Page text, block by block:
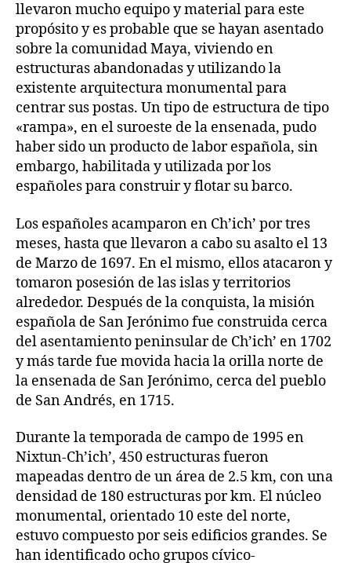
llevaron mucho equipo y material para este
propósito y es probable que se hayan asentado
sobre la comunidad Maya, viviendo en
estructuras abandonadas y utilizando la
existente arquitectura monumental para
centrar sus postas. Un tipo de estructura de tipo
«rampa», en el suroeste de la ensenada, pudo
haber sido un producto de labor española, sin
embargo, habilitada y utilizada por los
españoles para construir y flotar su barco.
Los españoles acamparon en Ch’ich’ por tres
meses, hasta que llevaron a cabo su asalto el 13
de Marzo de 1697. En el mismo, ellos atacaron y
tomaron posesión de las islas y territorios
alrededor. Después de la conquista, la misión
española de San Jerónimo fue construida cerca
del asentamiento peninsular de Ch’ich’ en 1702
y más tarde fue movida hacia la orilla norte de
la ensenada de San Jerónimo, cerca del pueblo
de San Andrés, en 1715.
Durante la temporada de campo de 1995 en
Nixtun-Ch’ich’, 450 estructuras fueron
mapeadas dentro de un área de 2.5 km, con una
densidad de 180 estructuras por km. El núcleo
monumental, orientado 10 este del norte,
estuvo compuesto por seis edificios grandes. Se
han identificado ocho grupos cívico-